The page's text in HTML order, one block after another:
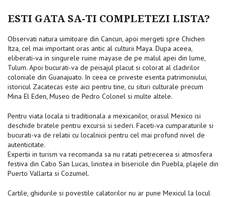
ESTI GATA SA-TI COMPLETEZI LISTA?
Observati natura uimitoare din Cancun, apoi mergeti spre Chichen
Itza, cel mai important oras antic al culturii Maya. Dupa aceea,
eliberati-va in singurele ruine mayase de pe malul apei din lume,
Tulum. Apoi bucurati-va de peisajul placut si colorat al cladirilor
coloniale din Guanajuato. In ceea ce priveste esenta patrimoniului,
istoricul Zacatecas este aici pentru tine, cu situri culturale precum
Mina El Eden, Museo de Pedro Colonel si multe altele.
Pentru viata locala si traditionala a mexicanilor, orasul Mexico isi
deschide bratele pentru excursii si sederi. Faceti-va cumparaturile si
bucurati-va de relatii cu localnicii pentru cel mai profund nivel de
autenticitate.
Expertii in turism va recomanda sa nu ratati petrecerea si atmosfera
festiva din Cabo San Lucas, linistea in bisericile din Puebla, plajele din
Puerto Vallarta si Cozumel.
Cartile, ghidurile si povestile calatorilor nu ar pune Mexicul la locul